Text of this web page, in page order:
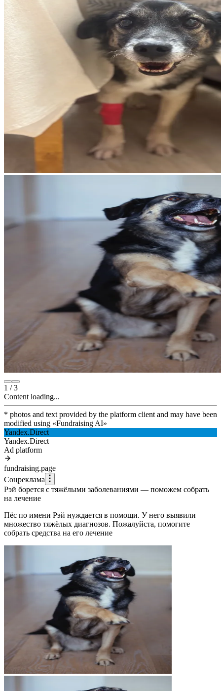
1 /3
Content loading...
* photos and text provided by the platform client and may have been
modified using «Fundraising AI»
Yandex.Direct
Yandex.Direct
Ad platform
fundraising.page
Соцреклама
Рэй борется с тяжёлыми заболеваниями — поможем собрать
на лечение
Пёс по имени Рэй нуждается в помощи. У него выявили
множество тяжёлых диагнозов. Пожалуйста, помогите
собрать средства на его лечение